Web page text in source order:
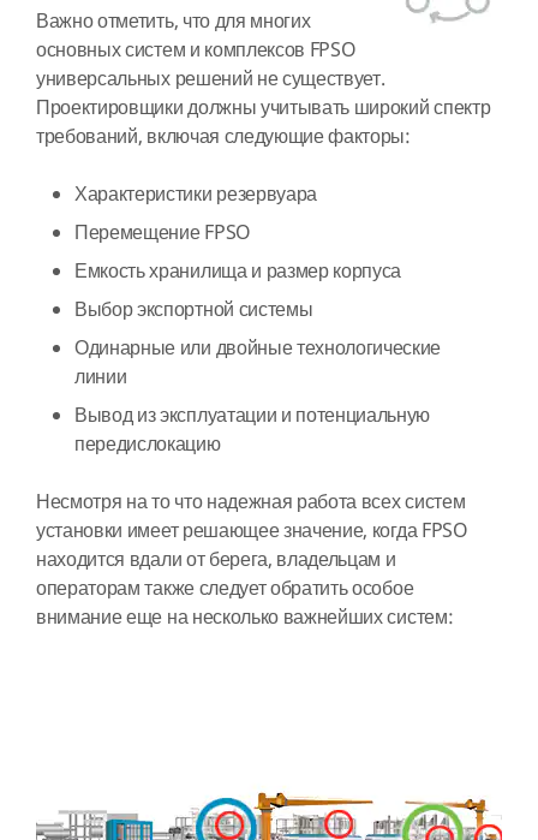
Важно отметить, что для многих
основных систем и комплексов FPSO
универсальных решений не существует.
Проектировщики должны учитывать широкий спектр
требований, включая следующие факторы:
Характеристики резервуара
Перемещение FPSO
Емкость хранилища и размер корпуса
Выбор экспортной системы
Одинарные или двойные технологические
линии
Вывод из эксплуатации и потенциальную
передислокацию
Несмотря на то что надежная работа всех систем
установки имеет решающее значение, когда FPSO
находится вдали от берега, владельцам и
операторам также следует обратить особое
внимание еще на несколько важнейших систем: